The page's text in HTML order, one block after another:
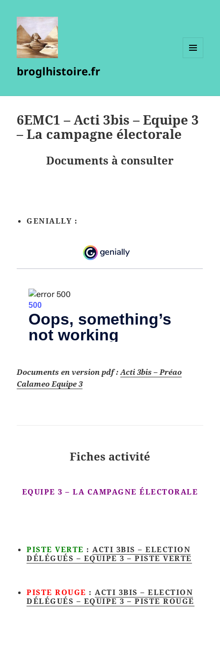
broglhistoire.fr
6EMC1 – Acti 3bis – Equipe 3
– La campagne électorale
Documents à consulter
GENIALLY :
Documents en version pdf :Acti 3bis – Préao
Calameo Equipe 3
Fiches activité
EQUIPE 3 – LA CAMPAGNE ÉLECTORALE
PISTE VERTE : ACTI 3BIS – ELECTION
DÉLÉGUÉS – EQUIPE 3 – PISTE VERTE
PISTE ROUGE : ACTI 3BIS – ELECTION
DÉLÉGUÉS – EQUIPE 3 – PISTE ROUGE